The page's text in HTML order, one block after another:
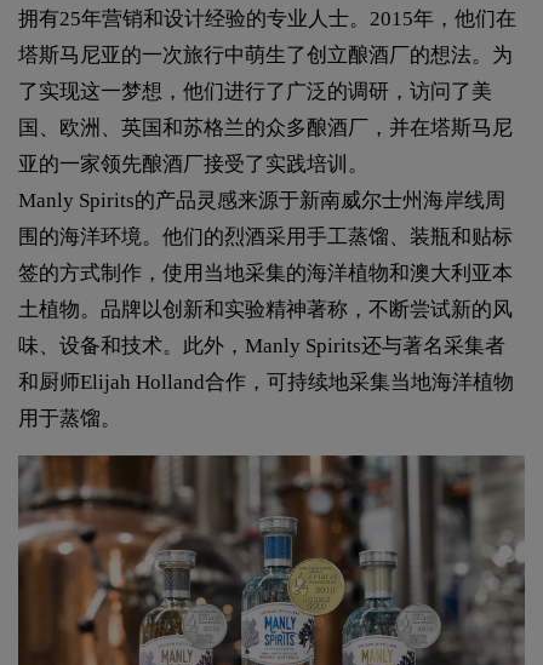
拥有25年营销和设计经验的专业人士。2015年，他们在
塔斯马尼亚的一次旅行中萌生了创立酿酒厂的想法。为
了实现这一梦想，他们进行了广泛的调研，访问了美
国、欧洲、英国和苏格兰的众多酿酒厂，并在塔斯马尼
亚的一家领先酿酒厂接受了实践培训。
Manly Spirits的产品灵感来源于新南威尔士州海岸线周
围的海洋环境。他们的烈酒采用手工蒸馏、装瓶和贴标
签的方式制作，使用当地采集的海洋植物和澳大利亚本
土植物。品牌以创新和实验精神著称，不断尝试新的风
味、设备和技术。此外，Manly Spirits还与著名采集者
和厨师Elijah Holland合作，可持续地采集当地海洋植物
用于蒸馏。